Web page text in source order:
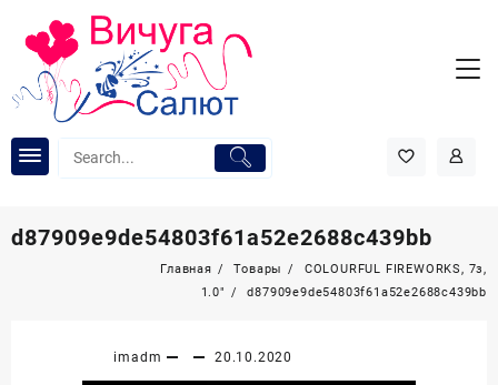
содержимому
d87909e9de54803f61a52e2688c439bb
Главная Товары
COLOURFUL FIREWORKS, 7з,
1.0″
d87909e9de54803f61a52e2688c439bb
imadm 20.10.2020